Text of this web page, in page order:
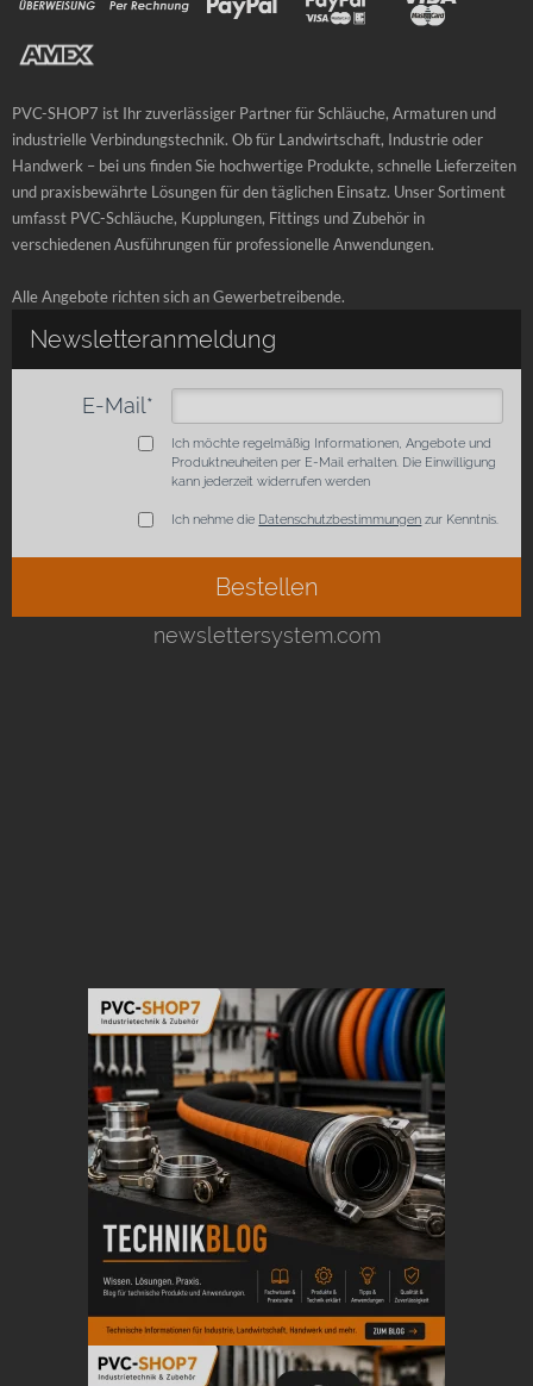
PVC-SHOP7 ist Ihr zuverlässiger Partner für Schläuche, Armaturen und
industrielle Verbindungstechnik. Ob für Landwirtschaft, Industrie oder
Handwerk – bei uns finden Sie hochwertige Produkte, schnelle Lieferzeiten
und praxisbewährte Lösungen für den täglichen Einsatz. Unser Sortiment
umfasst PVC-Schläuche, Kupplungen, Fittings und Zubehör in
verschiedenen Ausführungen für professionelle Anwendungen.
Alle Angebote richten sich an Gewerbetreibende.